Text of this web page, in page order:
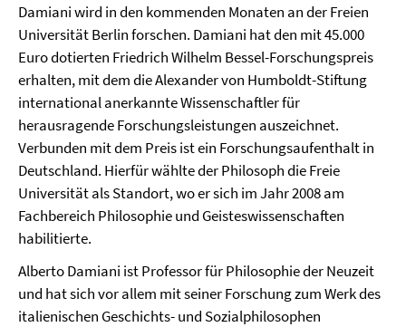
Damiani wird in den kommenden Monaten an der Freien
Universität Berlin forschen. Damiani hat den mit 45.000
Euro dotierten Friedrich Wilhelm Bessel-Forschungspreis
erhalten, mit dem die Alexander von Humboldt-Stiftung
international anerkannte Wissenschaftler für
herausragende Forschungsleistungen auszeichnet.
Verbunden mit dem Preis ist ein Forschungsaufenthalt in
Deutschland. Hierfür wählte der Philosoph die Freie
Universität als Standort, wo er sich im Jahr 2008 am
Fachbereich Philosophie und Geisteswissenschaften
habilitierte.
Alberto Damiani ist Professor für Philosophie der Neuzeit
und hat sich vor allem mit seiner Forschung zum Werk des
italienischen Geschichts- und Sozialphilosophen